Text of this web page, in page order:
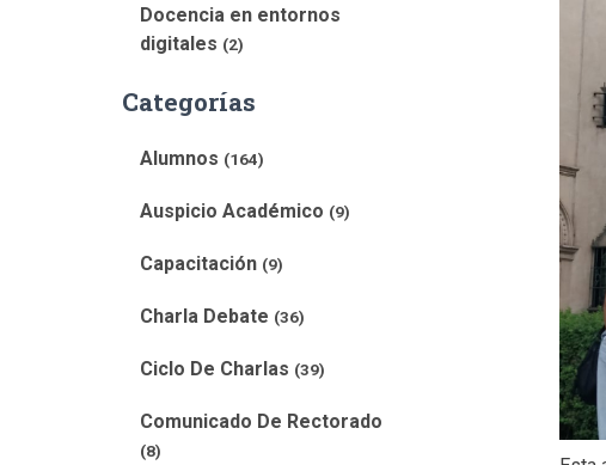
Docencia en entornos
digitales (2)
Categorías
Alumnos (164)
Auspicio Académico (9)
Capacitación (9)
Charla Debate (36)
Ciclo De Charlas (39)
Comunicado De Rectorado
(8)